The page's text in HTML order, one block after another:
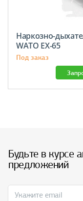
Наркозно-
WATO EX-65
Под заказ
Будьте в курсе
предложений